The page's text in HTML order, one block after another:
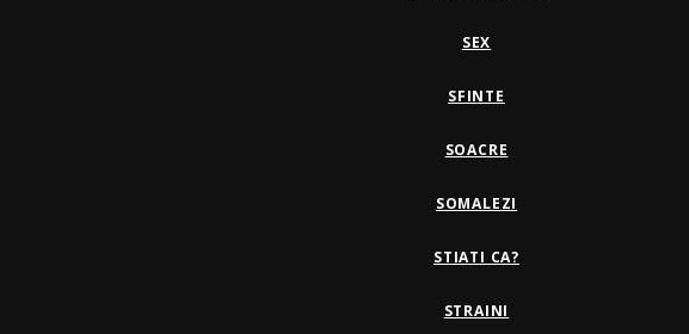
SEX
SFINTE
SOACRE
SOMALEZI
STIATI CA?
STRAINI